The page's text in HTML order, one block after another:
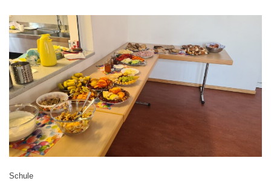
Schule